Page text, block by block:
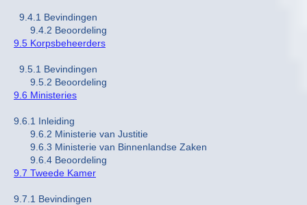
9.4.1 Bevindingen
9.4.2 Beoordeling
9.5 Korpsbeheerders
9.5.1 Bevindingen
9.5.2 Beoordeling
9.6 Ministeries
9.6.1 Inleiding
9.6.2 Ministerie van Justitie
9.6.3 Ministerie van Binnenlandse Zaken
9.6.4 Beoordeling
9.7 Tweede Kamer
9.7.1 Bevindingen